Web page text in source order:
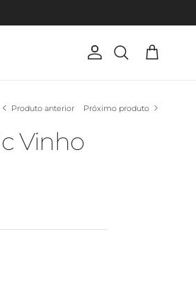
Conta PesquisarCarrinho
Produto anterior Próximo produto
Vinho